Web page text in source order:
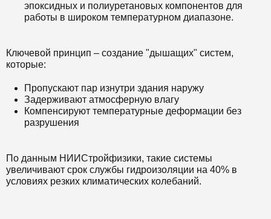
эпоксидных и полиуретановых компонентов для
работы в широком температурном диапазоне.
Ключевой принцип – создание "дышащих" систем,
которые:
Пропускают пар изнутри здания наружу
Задерживают атмосферную влагу
Компенсируют температурные деформации без
разрушения
По данным НИИСтройфизики, такие системы
увеличивают срок службы гидроизоляции на 40% в
условиях резких климатических колебаний.